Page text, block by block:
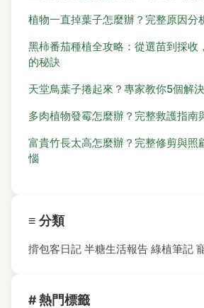
植物一直掉葉子怎麼辦？完整原因分
黑柿番茄種植全攻略：從選苗到採收
的秘訣
天堂鳥葉子捲起來？專家教你5個解
多肉植物發霉怎麼辦？完整救護指南
富貴竹長太高怎麼辦？完整修剪與照
惱
≡ 分類
揹包客日記 半糖生活報告 綠植筆記
# 熱門標籤